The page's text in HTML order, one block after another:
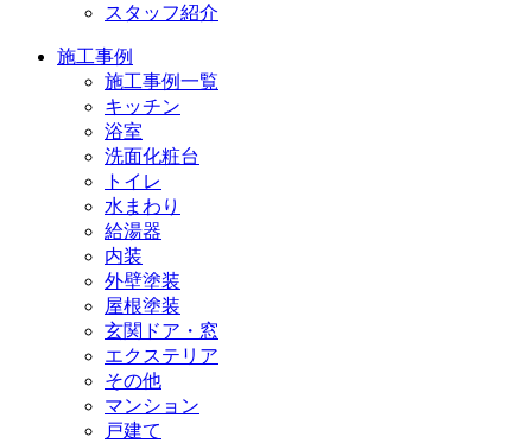
スタッフ紹介
施工事例
施工事例一覧
キッチン
浴室
洗面化粧台
トイレ
水まわり
給湯器
内装
外壁塗装
屋根塗装
玄関ドア・窓
エクステリア
その他
マンション
戸建て